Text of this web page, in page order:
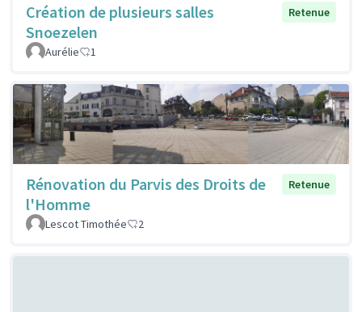
Création de plusieurs salles
Snoezelen
Retenue
Aurélie 1
Rénovation du Parvis des Droits de
l'Homme
Retenue
Lescot Timothée 2